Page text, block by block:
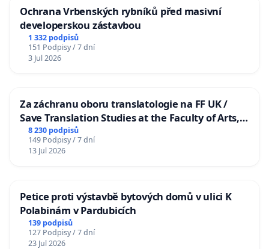
Ochrana Vrbenských rybníků před masivní
developerskou zástavbou
1 332 podpisů
151 Podpisy / 7 dní
3 Jul 2026
Za záchranu oboru translatologie na FF UK /
Save Translation Studies at the Faculty of Arts,
Charles University
8 230 podpisů
149 Podpisy / 7 dní
13 Jul 2026
Petice proti výstavbě bytových domů v ulici K
Polabinám v Pardubicích
139 podpisů
127 Podpisy / 7 dní
23 Jul 2026